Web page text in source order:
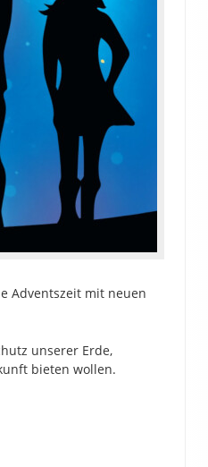
Adventszeit mit neuen
unserer Erde,
bieten wollen.